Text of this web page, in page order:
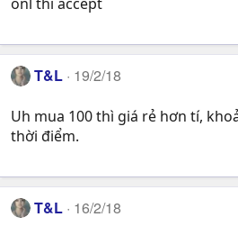
T&L 19/2/18
Uh mua 100 thì giá rẻ hơn tí,
thời điểm.
T&L 16/2/18